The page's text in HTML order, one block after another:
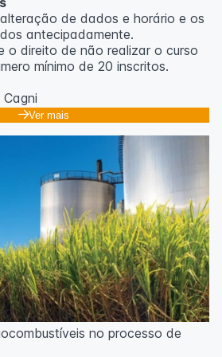
de dados e horário e os
​​antecipadamente.
o direito de não realizar o curso
mínimo de 20 inscritos.
Cagni
Ver mais
no processo de